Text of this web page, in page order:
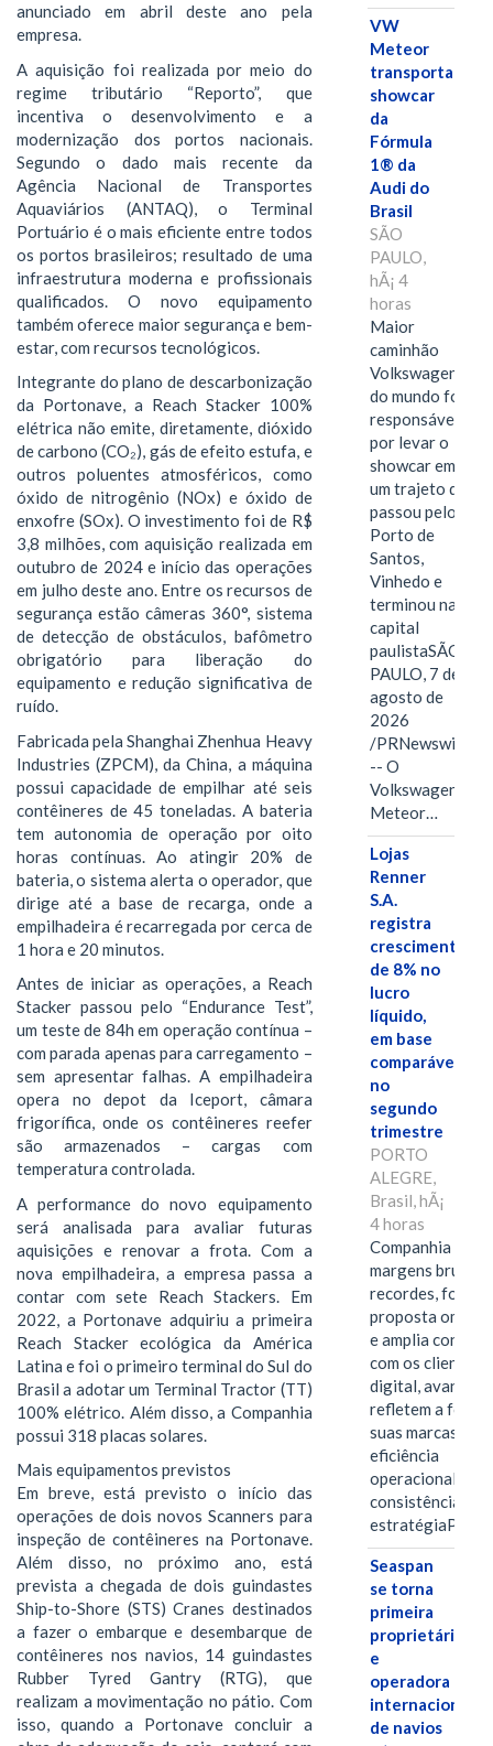
anunciado em abril deste ano pela
empresa.
A aquisição foi realizada por meio do
regime tributário “Reporto”, que
incentiva o desenvolvimento e a
modernização dos portos nacionais.
Segundo o dado mais recente da
Agência Nacional de Transportes
Aquaviários (ANTAQ), o Terminal
Portuário é o mais eficiente entre todos
os portos brasileiros; resultado de uma
infraestrutura moderna e profissionais
qualificados. O novo equipamento
também oferece maior segurança e bem-
estar, com recursos tecnológicos.
Integrante do plano de descarbonização
da Portonave, a Reach Stacker 100%
elétrica não emite, diretamente, dióxido
de carbono (CO₂), gás de efeito estufa, e
outros poluentes atmosféricos, como
óxido de nitrogênio (NOx) e óxido de
enxofre (SOx). O investimento foi de R$
3,8 milhões, com aquisição realizada em
outubro de 2024 e início das operações
em julho deste ano. Entre os recursos de
segurança estão câmeras 360°, sistema
de detecção de obstáculos, bafômetro
obrigatório para liberação do
equipamento e redução significativa de
ruído.
Fabricada pela Shanghai Zhenhua Heavy
Industries (ZPCM), da China, a máquina
possui capacidade de empilhar até seis
contêineres de 45 toneladas. A bateria
tem autonomia de operação por oito
horas contínuas. Ao atingir 20% de
bateria, o sistema alerta o operador, que
dirige até a base de recarga, onde a
empilhadeira é recarregada por cerca de
1 hora e 20 minutos.
Antes de iniciar as operações, a Reach
Stacker passou pelo “Endurance Test”,
um teste de 84h em operação contínua –
com parada apenas para carregamento –
sem apresentar falhas. A empilhadeira
opera no depot da Iceport, câmara
frigorífica, onde os contêineres reefer
são armazenados – cargas com
temperatura controlada.
A performance do novo equipamento
será analisada para avaliar futuras
aquisições e renovar a frota. Com a
nova empilhadeira, a empresa passa a
contar com sete Reach Stackers. Em
2022, a Portonave adquiriu a primeira
Reach Stacker ecológica da América
Latina e foi o primeiro terminal do Sul do
Brasil a adotar um Terminal Tractor (TT)
100% elétrico. Além disso, a Companhia
possui 318 placas solares.
Mais equipamentos previstos
Em breve, está previsto o início das
operações de dois novos Scanners para
inspeção de contêineres na Portonave.
Além disso, no próximo ano, está
prevista a chegada de dois guindastes
Ship-to-Shore (STS) Cranes destinados
a fazer o embarque e desembarque de
contêineres nos navios, 14 guindastes
Rubber Tyred Gantry (RTG), que
realizam a movimentação no pátio. Com
isso, quando a Portonave concluir a
VW
Meteor
transporta
showcar
da
Fórmula
1® da
Audi do
Brasil
SÃO
PAULO,
hÃ¡ 4
horas
Maior
caminhão
Volkswagen
do mundo foi
responsável
por levar o
showcar em
um trajeto que
passou pelo
Porto de
Santos,
Vinhedo e
terminou na
capital
paulistaSÃO
PAULO, 7 de
agosto de
2026
/PRNewswire/
-- O
Volkswagen
Meteor…
Lojas
Renner
S.A.
registra
crescimento
de 8% no
lucro
líquido,
em base
comparável,
no
segundo
trimestre
PORTO
ALEGRE,
Brasil, hÃ¡
4 horas
Companhia
margens brutas
recordes,
proposta
e amplia
com os clientes
digital, avanços
refletem a força
suas marcas, a
eficiência
operacional e a
consistência de
Seaspan
se torna
primeira
proprietária
e
operadora
internacional
de navios